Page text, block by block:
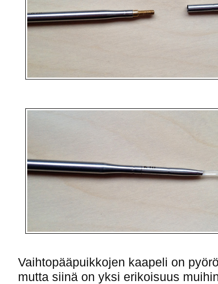
Vaihtopääpuikkojen kaapeli on
mutta siinä on yksi erikoisuus